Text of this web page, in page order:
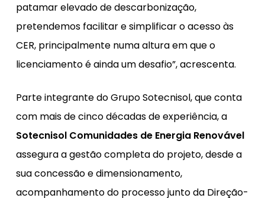
patamar elevado de descarbonização,
pretendemos facilitar e simplificar o acesso às
CER, principalmente numa altura em que o
licenciamento é ainda um desafio”, acrescenta.
Parte integrante do Grupo Sotecnisol, que conta
com mais de cinco décadas de experiência, a
Sotecnisol Comunidades de Energia Renovável
assegura a gestão completa do projeto, desde a
sua concessão e dimensionamento,
acompanhamento do processo junto da Direção-